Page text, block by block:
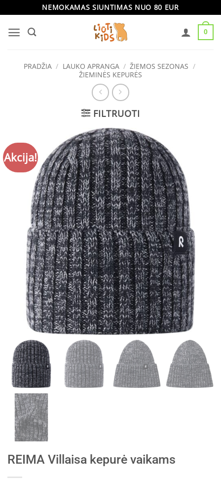
content
NEMOKAMAS SIUNTIMAS NUO 80 EUR
0
PRADŽIA / LAUKO APRANGA / ŽIEMOS SEZONAS /
ŽIEMINĖS KEPURĖS
FILTRUOTI
Akcija!
REIMA Villaisa kepurė vaikams